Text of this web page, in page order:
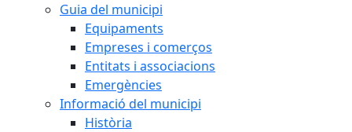
Guia del municipi
Equipaments
Empreses i comerços
Entitats i associacions
Emergències
Informació del municipi
Història